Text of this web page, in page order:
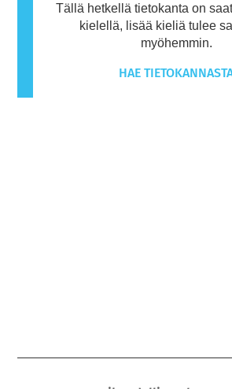
Tällä hetkellä tietokanta on
kielellä, lisää kieliä tulee
myöhemmin.
HAE